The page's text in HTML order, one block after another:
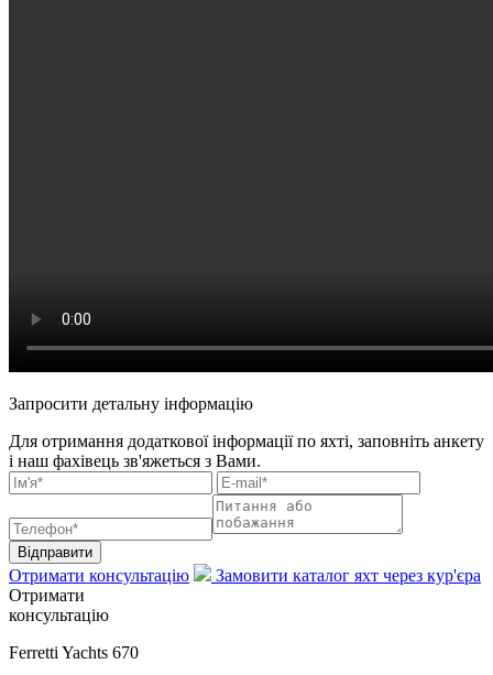
Запросити детальну інформацію
Для отримання додаткової інформації по яхті, заповніть анкету
і наш фахівець зв'яжеться з Вами.
Відправити
Отримати консультацію
Замовити каталог яхт через кур'єра
Отримати
консультацію
Ferretti Yachts 670